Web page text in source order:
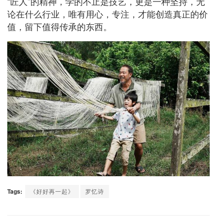
论在什么行业，唯有用心，专注，才能创造真正的价
值，留下值得传承的东西。
Tags: 《好好再一起》 罗忆诗